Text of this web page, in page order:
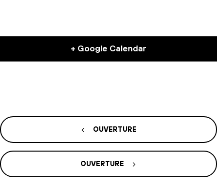
+ Google Calendar
OUVERTURE
OUVERTURE